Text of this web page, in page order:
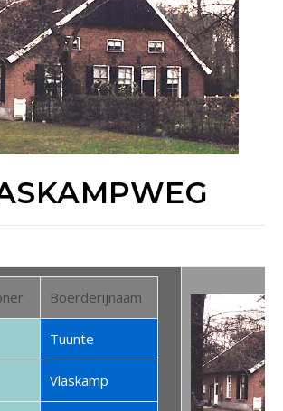
Boerderijnaam
Tuunte
Vlaskamp